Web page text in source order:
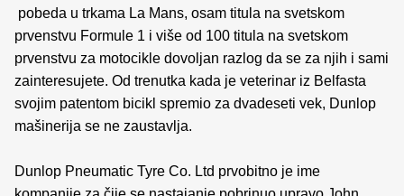
pobeda u trkama La Mans, osam titula na svetskom
prvenstvu Formule 1 i više od 100 titula na svetskom
prvenstvu za motocikle dovoljan razlog da se za njih i sami
zainteresujete. Od trenutka kada je veterinar iz Belfasta
svojim patentom bicikl spremio za dvadeseti vek, Dunlop
mašinerija se ne zaustavlja.
Dunlop Pneumatic Tyre Co. Ltd prvobitno je ime